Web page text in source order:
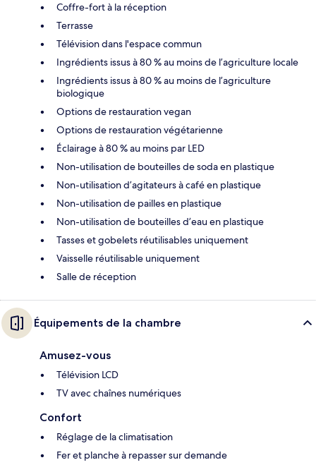
Coffre-fort à la réception
Terrasse
Télévision dans l'espace commun
Ingrédients issus à 80 % au moins de l’agriculture locale
Ingrédients issus à 80 % au moins de l’agriculture
biologique
Options de restauration vegan
Options de restauration végétarienne
Éclairage à 80 % au moins par LED
Non-utilisation de bouteilles de soda en plastique
Non-utilisation d’agitateurs à café en plastique
Non-utilisation de pailles en plastique
Non-utilisation de bouteilles d’eau en plastique
Tasses et gobelets réutilisables uniquement
Vaisselle réutilisable uniquement
Salle de réception
Équipements de la chambre
Amusez-vous
Télévision LCD
TV avec chaînes numériques
Confort
Réglage de la climatisation
Fer et planche à repasser sur demande